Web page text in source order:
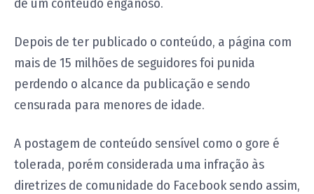
Depois de ter publicado o conteúdo, a página com
mais de 15 milhões de seguidores foi punida
perdendo o alcance da publicação e sendo
censurada para menores de idade.
A postagem de conteúdo sensível como o gore é
tolerada, porém considerada uma infração às
diretrizes de comunidade do Facebook sendo assim,